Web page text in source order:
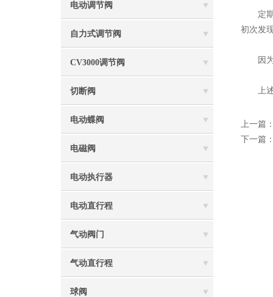
电动调节阀
自力式调节阀
CV3000调节阀
切断阀
电动蝶阀
电磁阀
电动执行器
电动直行程
气动阀门
气动直行程
球阀
定期
初次发
因为
上述
上一篇
下一篇